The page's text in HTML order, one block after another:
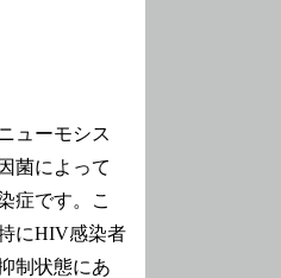
ューモシス
菌によって
症です。こ
にHIV感染者
制状態にあ